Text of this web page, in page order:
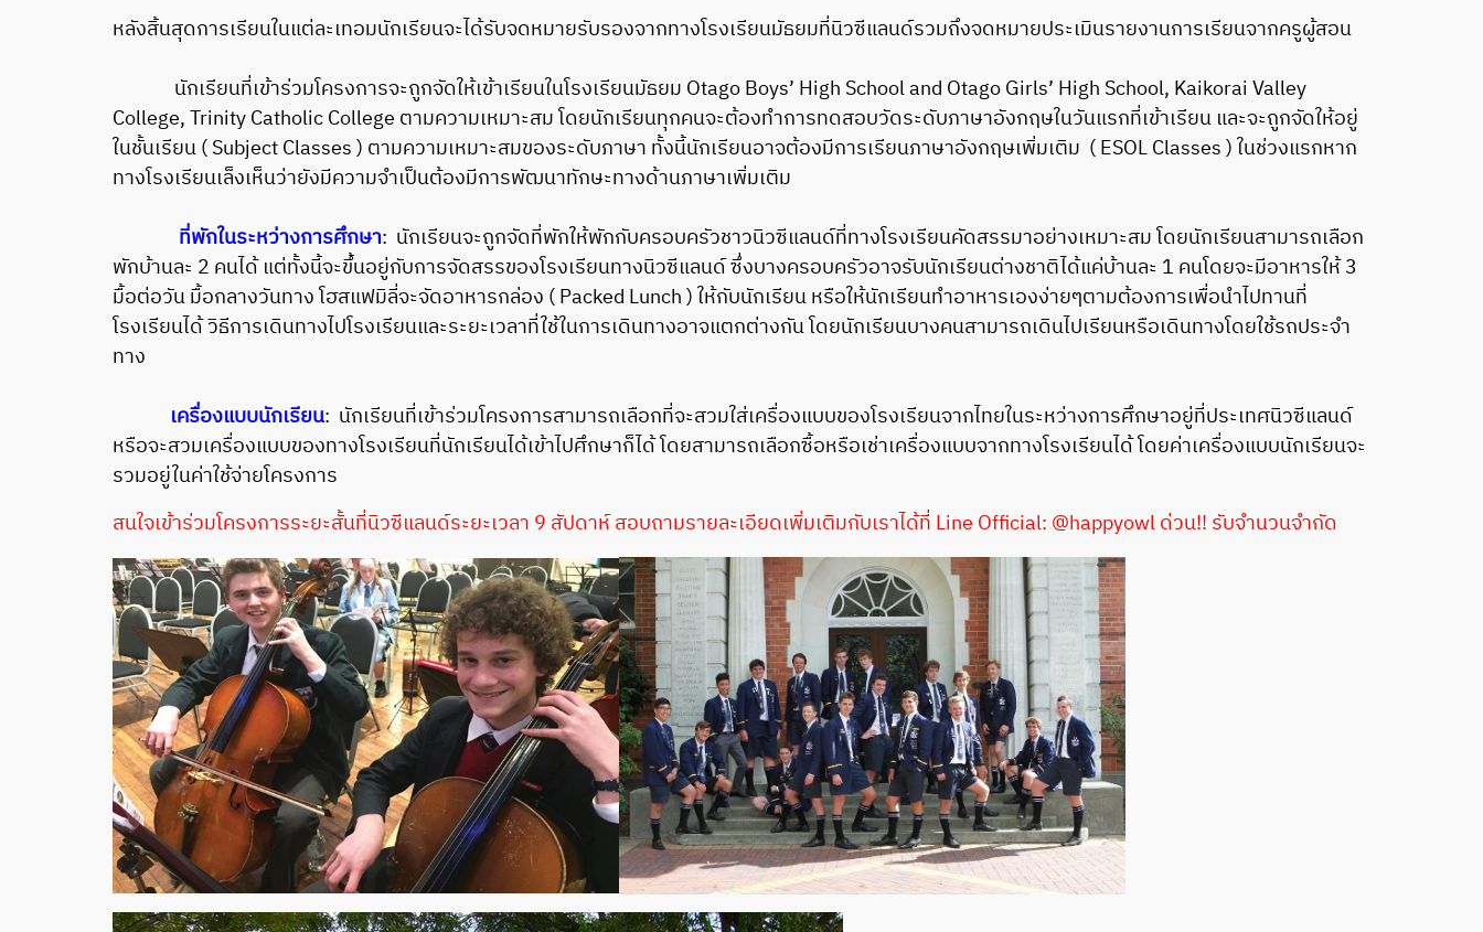
หลังสิ้นสุดการเรียนในแต่ละเทอมนักเรียนจะได้รับจดหมายรับรองจากทางโรงเรียนมัธยมที่นิวซีแลนด์รวมถึงจดหมายประเมินรายงานการเรียนจากครูผู้สอน
นักเรียนที่เข้าร่วมโครงการจะถูกจัดให้เข้าเรียนในโรงเรียนมัธยม Otago Boys’ High School and Otago Girls’ High School, Kaikorai Valley
College, Trinity Catholic College ตามความเหมาะสม โดยนักเรียนทุกคนจะต้องทำการทดสอบวัดระดับภาษาอังกฤษในวันแรกที่เข้าเรียน และจะถูกจัดให้อยู่
ในชั้นเรียน ( Subject Classes ) ตามความเหมาะสมของระดับภาษา ทั้งนี้นักเรียนอาจต้องมีการเรียนภาษาอังกฤษเพิ่มเติม ( ESOL Classes ) ในช่วงแรกหาก
ทางโรงเรียนเล็งเห็นว่ายังมีความจำเป็นต้องมีการพัฒนาทักษะทางด้านภาษาเพิ่มเติม
ที่พักในระหว่างการศึกษา: นักเรียนจะถูกจัดที่พักให้พักกับครอบครัวชาวนิวซีแลนด์ที่ทางโรงเรียนคัดสรรมาอย่างเหมาะสม โดยนักเรียนสามารถเลือก
พักบ้านละ 2 คนได้ แต่ทั้งนี้จะขึ้นอยู่กับการจัดสรรของโรงเรียนทางนิวซีแลนด์ ซึ่งบางครอบครัวอาจรับนักเรียนต่างชาติได้แค่บ้านละ 1 คนโดยจะมีอาหารให้ 3
มื้อต่อวัน มื้อกลางวันทาง โฮสแฟมิลี่จะจัดอาหารกล่อง ( Packed Lunch ) ให้กับนักเรียน หรือให้นักเรียนทำอาหารเองง่ายๆตามต้องการเพื่อนำไปทานที่
โรงเรียนได้ วิธีการเดินทางไปโรงเรียนและระยะเวลาที่ใช้ในการเดินทางอาจแตกต่างกัน โดยนักเรียนบางคนสามารถเดินไปเรียนหรือเดินทางโดยใช้รถประจำ
ทาง
เครื่องแบบนักเรียน: นักเรียนที่เข้าร่วมโครงการสามารถเลือกที่จะสวมใส่เครื่องแบบของโรงเรียนจากไทยในระหว่างการศึกษาอยู่ที่ประเทศนิวซีแลนด์
หรือจะสวมเครื่องแบบของทางโรงเรียนที่นักเรียนได้เข้าไปศึกษาก็ได้ โดยสามารถเลือกซื้อหรือเช่าเครื่องแบบจากทางโรงเรียนได้ โดยค่าเครื่องแบบนักเรียนจะ
รวมอยู่ในค่าใช้จ่ายโครงการ
สนใจเข้าร่วมโครงการระยะสั้นที่นิวซีแลนด์ระยะเวลา 9 สัปดาห์ สอบถามรายละเอียดเพิ่มเติมกับเราได้ที่ Line Official: @happyowl ด่วน!! รับจำนวนจำกัด